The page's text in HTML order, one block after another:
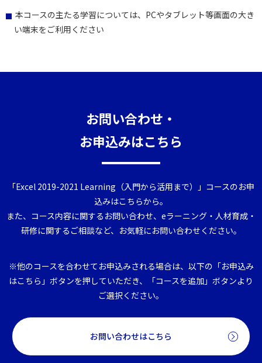
本コースの主たる学習については、PCやタブレット等画面の大き
い端末をご利用ください
お問い合わせ・
お申込みはこちら
「Excel 2019-2021 Learning（入門から活用まで）」コースのお申
込みはこちらから。
また、コース内容に関するお問い合わせ、eラーニング・人材育成・
研修に関するご相談など、お気軽にお問い合わせください。
※他のコースを合わせてお申込みされる場合は、以下の「お申込み
はこちら」ボタンを押していただき、「コースを追加」ボタンより
ご選択ください。
お問い合わせはこちら